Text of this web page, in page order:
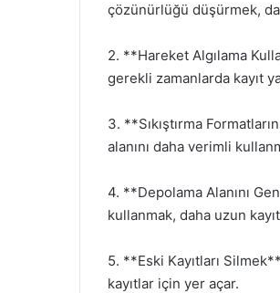
çözünürlüğü düşürmek,
2. **Hareket Algılama
gerekli zamanlarda kayıt
3. **Sıkıştırma
alanını daha verimli
4. **Depolama Alanını
kullanmak, daha uzun
5. **Eski Kayıtları
kayıtlar için yer açar.